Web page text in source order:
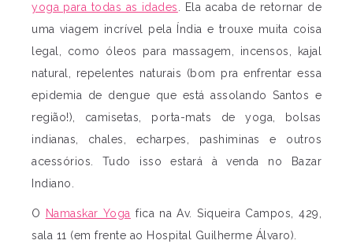
yoga para todas as idades
. Ela acaba de retornar de
uma viagem incrível pela Índia e trouxe muita coisa
legal, como óleos para massagem, incensos, kajal
natural, repelentes naturais (bom pra enfrentar essa
epidemia de dengue que está assolando Santos e
região!), camisetas, porta-mats de yoga, bolsas
indianas, chales, echarpes, pashiminas e outros
acessórios. Tudo isso estará à venda no Bazar
Indiano.
O Namaskar Yoga fica na Av. Siqueira Campos, 429,
sala 11 (em frente ao Hospital Guilherme Álvaro).